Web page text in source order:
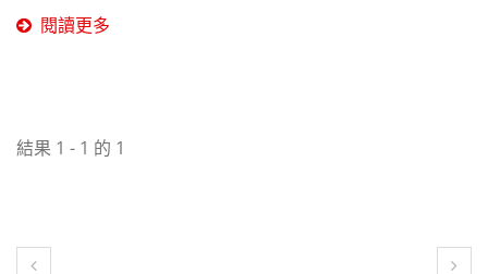
對簡單，結構更為緊湊，這
說，床台型放電機是一個經
閱讀更多
結果 1 - 1 的 1